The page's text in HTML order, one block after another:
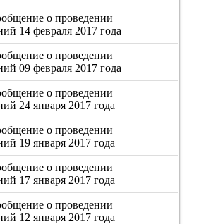
о проведении
14 февраля 2017 года
о проведении
09 февраля 2017 года
о проведении
24 января 2017 года
о проведении
19 января 2017 года
о проведении
17 января 2017 года
о проведении
12 января 2017 года